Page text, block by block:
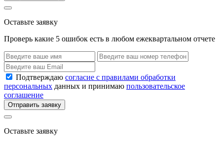
Оставьте заявку
Проверь какие 5 ошибок есть в любом ежеквартальном отчете
Подтверждаю согласие с правилами обработки
персональных данных и принимаю пользовательское
соглашение
Отправить заявку
Оставьте заявку